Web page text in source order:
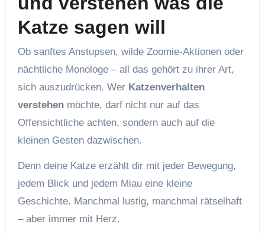
Katze sagen will
Ob sanftes Anstupsen, wilde Zoomie-Aktionen oder
nächtliche Monologe – all das gehört zu ihrer Art,
sich auszudrücken. Wer Katzenverhalten
verstehenmöchte, darf nicht nur auf das
Offensichtliche achten, sondern auch auf die
kleinen Gesten dazwischen.
Denn deine Katze erzählt dir mit jeder Bewegung,
jedem Blick und jedem Miau eine kleine
Geschichte. Manchmal lustig, manchmal rätselhaft
– aber immer mit Herz.